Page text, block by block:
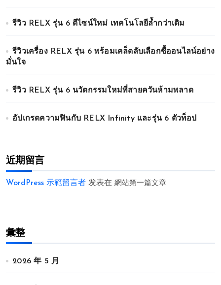
รีวิว RELX รุ่น 6 ดีไซน์ใหม่ เทคโนโลยีล้ำกว่าเดิม
รีวิวเครื่อง RELX รุ่น 6 พร้อมเคล็ดลับเลือกซื้ออนไลน์อย่าง
มั่นใจ
รีวิว RELX รุ่น 6 นวัตกรรมใหม่ที่สายควันห้ามพลาด
อัปเกรดความฟินกับ RELX Infinity และรุ่น 6 ตัวท็อป
近期留言
WordPress 示範留言者 发表在 網站第一篇文章
彙整
2026 年 5 月